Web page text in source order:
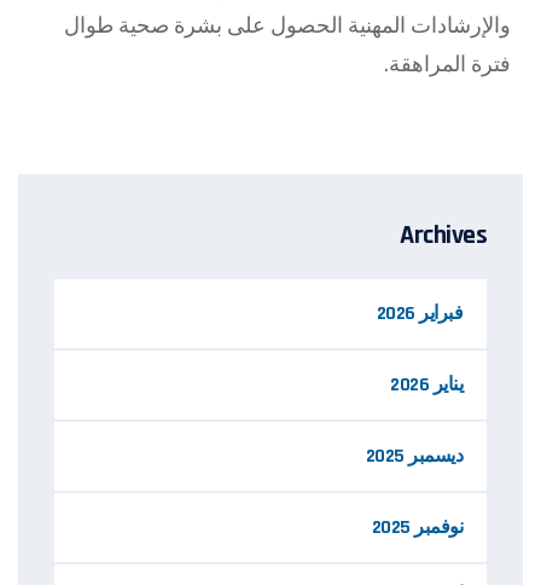
والإرشادات المهنية الحصول على بشرة صحية طوال
فترة المراهقة.
Archives
فبراير 2026
يناير 2026
ديسمبر 2025
نوفمبر 2025